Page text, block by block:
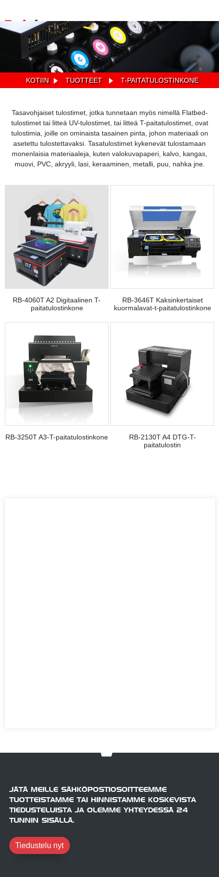
KOTIIN TUOTTEET T-PAITATULOSTINKONE
Tasavohjaiset tulostimet, jotka tunnetaan myös nimellä Flatbed-
tulostimet tai litteä UV-tulostimet, tai litteä T-paitatulostimet, ovat
tulostimia, joille on ominaista tasainen pinta, johon materiaali on
asetettu tulostettavaksi. Tasatulostimet kykenevät tulostamaan
monenlaisia ​​materiaaleja, kuten valokuvapaperi, kalvo, kangas,
muovi, PVC, akryyli, lasi, keraaminen, metalli, puu, nahka jne.
RB-4060T A2 Digitaalinen T-
paitatulostinkone
RB-3646T Kaksinkertaiset
kuormalavat-t-paitatulostinkone
RB-3250T A3-T-paitatulostinkone
RB-2130T A4 DTG-T-
paitatulostin
JÄTÄ MEILLE SÄHKÖPOSTIOSOITTEEMME
TUOTTEISTAMME TAI HINNISTAMME KOSKEVISTA
TIEDUSTELUISTA JA OLEMME YHTEYDESSÄ 24
TUNNIN SISÄLLÄ.
Tiedustelu nyt